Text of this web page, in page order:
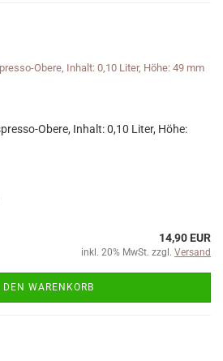
Obere, Inhalt: 0,10 Liter, Höhe:
14,90 EUR
inkl. 20% MwSt. zzgl. Versand
DEN WARENKORB